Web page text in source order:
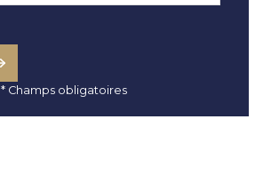
* Champs obligatoires